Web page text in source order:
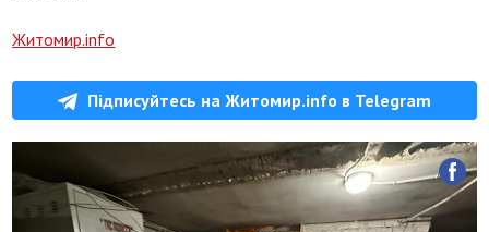
Житомир.info
Підписуйтесь на Житомир.info в Telegram